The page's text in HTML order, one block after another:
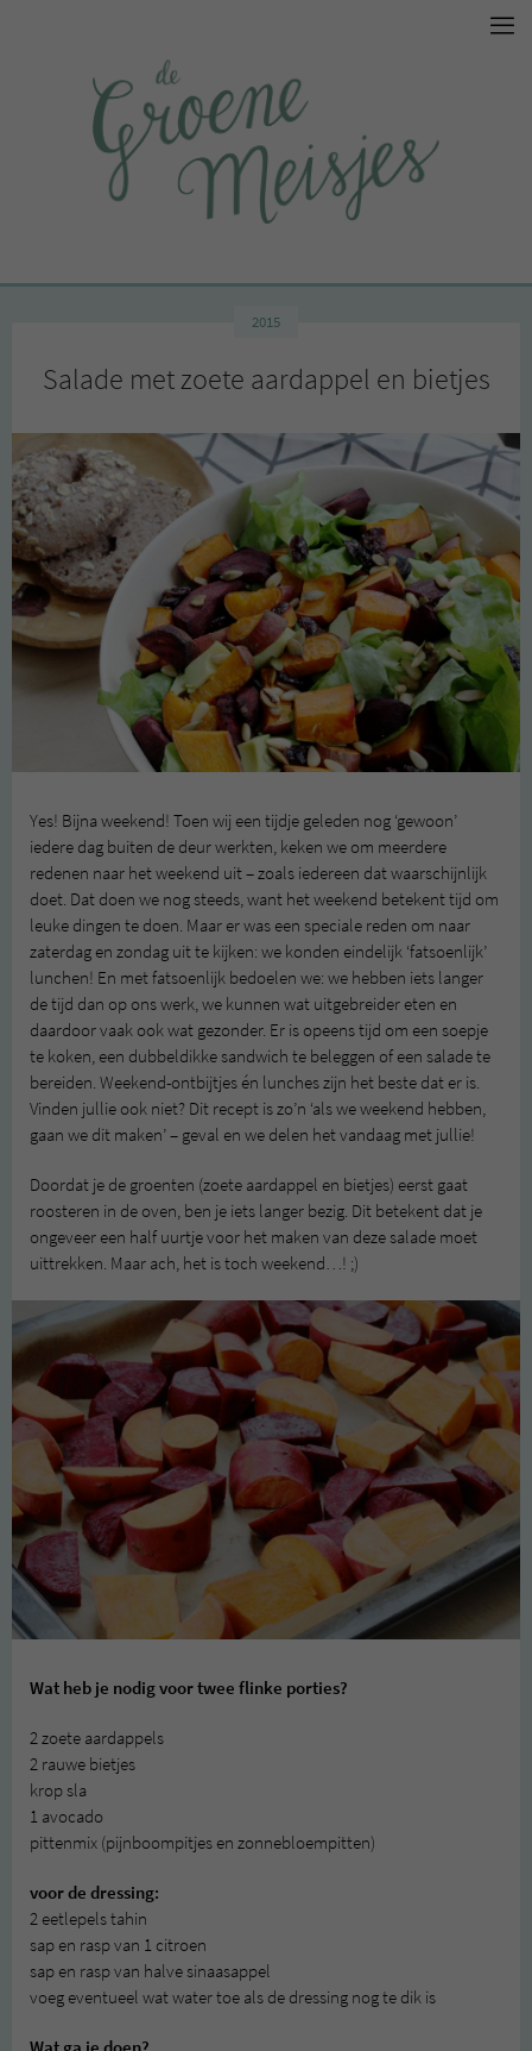
2015
Salade met zoete aardappel en bietjes
Yes! Bijna weekend! Toen wij een tijdje geleden nog ‘gewoon’
iedere dag buiten de deur werkten, keken we om meerdere
redenen naar het weekend uit – zoals iedereen dat waarschijnlijk
doet. Dat doen we nog steeds, want het weekend betekent tijd om
leuke dingen te doen. Maar er was een speciale reden om naar
zaterdag en zondag uit te kijken: we konden eindelijk ‘fatsoenlijk’
lunchen! En met fatsoenlijk bedoelen we: we hebben iets langer
de tijd dan op ons werk, we kunnen wat uitgebreider eten en
daardoor vaak ook wat gezonder. Er is opeens tijd om een soepje
te koken, een dubbeldikke sandwich te beleggen of een salade te
bereiden. Weekend-ontbijtjes én lunches zijn het beste dat er is.
Vinden jullie ook niet? Dit recept is zo’n ‘als we weekend hebben,
gaan we dit maken’ – geval en we delen het vandaag met jullie!
Doordat je de groenten (zoete aardappel en bietjes) eerst gaat
roosteren in de oven, ben je iets langer bezig. Dit betekent dat je
ongeveer een half uurtje voor het maken van deze salade moet
uittrekken. Maar ach, het is toch weekend…! ;)
Wat heb je nodig voor twee flinke porties?
2 zoete aardappels
2 rauwe bietjes
krop sla
1 avocado
pittenmix (pijnboompitjes en zonnebloempitten)
voor de dressing:
2 eetlepels tahin
sap en rasp van 1 citroen
sap en rasp van halve sinaasappel
voeg eventueel wat water toe als de dressing nog te dik is